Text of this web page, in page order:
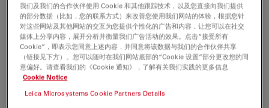
Viventis SCAPE
BROCHURE OR FLYER
我们及我们的合作伙伴使用 Cookie 和其他跟踪技术，以及您直接向我们提供
的部分数据（比如，您的联系方式）来改善您使用我们网站的体验，根据您针
对这些网站及其他网站的交互为您提供个性化的广告和内容，让您可以在社交
媒体上分享内容，展开分析并衡量我们广告活动的效果。点击“接受所有
Cookie”，即表示您同意上述内容，并同意将该数据与我们的合作伙伴共享
（链接见下方）。您可以随时在我们网站底部的“Cookie 设置”部分更改您的同
意偏好。请查看我们的《Cookie 通知》，了解有关我们实践的更多信息
Cookie Notice
Leica Microsystems Cookie Partners Details